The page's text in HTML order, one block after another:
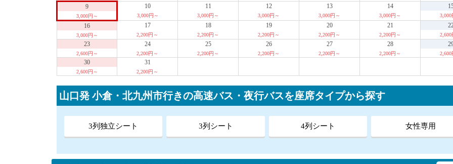
9
3,000円～
10
3,000円～
11
3,000円～
12
3,000円～
13
3,000円～
14
3,000円～ 3,000
16
3,000円～
17
2,200円～
18
2,200円～
19
2,200円～
20
2,200円～
21
2,200円～ 2,600
23
2,600円～
24
2,200円～
25
2,200円～
26
2,200円～
27
2,200円～
28
2,200円～ 2,600
30
2,600円～
31
2,200円～
山口発 小倉・北九州市行きの高速バス・夜行バスを座席タイプから探す
3列独立シート 3列シート 4列シート 女性専用